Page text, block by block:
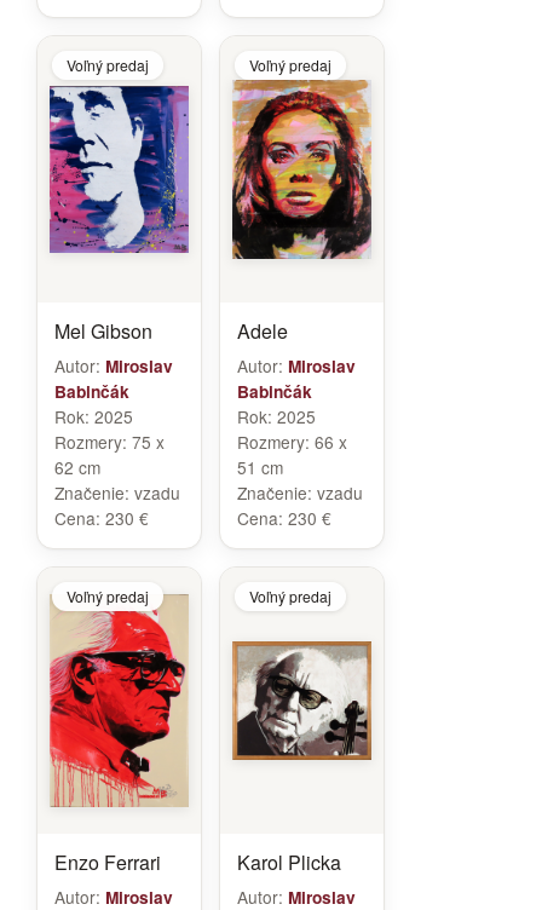
Voľný predaj
Mel Gibson
Autor: Miroslav
Babinčák
Rok: 2025
Rozmery: 75 x
62 cm
Značenie: vzadu
Cena: 230 €
Voľný predaj
Adele
Autor: Miroslav
Babinčák
Rok: 2025
Rozmery: 66 x
51 cm
Značenie: vzadu
Cena: 230 €
Voľný predaj
Enzo Ferrari
Autor: Miroslav
Voľný predaj
Karol Plicka
Autor: Miroslav